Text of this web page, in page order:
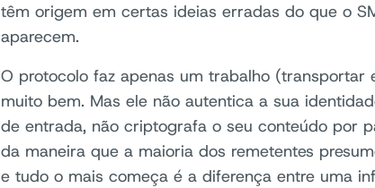
têm origem em certas ideias erradas do que o
aparecem.
O protocolo faz apenas um trabalho (transportar
muito bem. Mas ele não autentica a sua
de entrada, não criptografa o seu conteúdo por
da maneira que a maioria dos remetentes
e tudo o mais começa é a diferença entre uma